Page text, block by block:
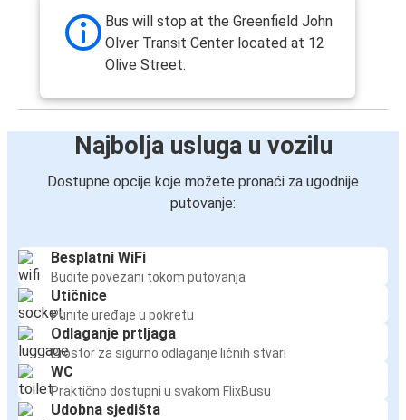
Bus will stop at the Greenfield John
Olver Transit Center located at 12
Olive Street.
Najbolja usluga u vozilu
Dostupne opcije koje možete pronaći za ugodnije
putovanje:
Besplatni WiFi
Budite povezani tokom putovanja
Utičnice
Punite uređaje u pokretu
Odlaganje prtljaga
Prostor za sigurno odlaganje ličnih stvari
WC
Praktično dostupni u svakom FlixBusu
Udobna sjedišta